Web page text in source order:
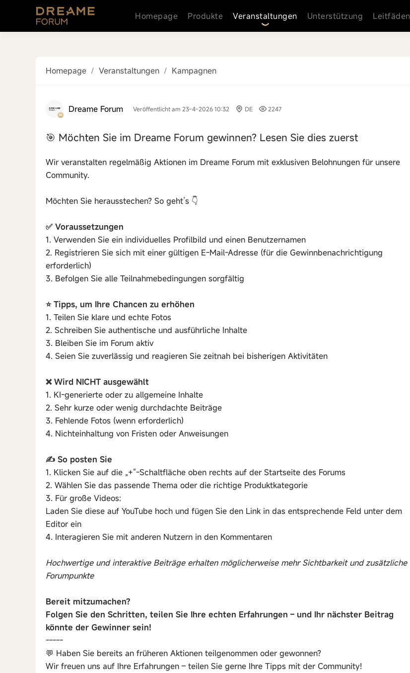
Homepage Produkte Veranstaltungen Unterstützung Leitfäden
Homepage / Veranstaltungen / Kampagnen
Dreame Forum Veröffentlicht am 23-4-2026 10:32 DE 2247
🎯 Möchten Sie im Dreame Forum gewinnen? Lesen Sie dies zuerst
Wir veranstalten regelmäßig Aktionen im Dreame Forum mit exklusiven Belohnungen für unsere
Community.
Möchten Sie herausstechen? So geht’s 👇
✅ Voraussetzungen
1. Verwenden Sie ein individuelles Profilbild und einen Benutzernamen
2. Registrieren Sie sich mit einer gültigen E-Mail-Adresse (für die Gewinnbenachrichtigung
erforderlich)
3. Befolgen Sie alle Teilnahmebedingungen sorgfältig
⭐ Tipps, um Ihre Chancen zu erhöhen
1. Teilen Sie klare und echte Fotos
2. Schreiben Sie authentische und ausführliche Inhalte
3. Bleiben Sie im Forum aktiv
4. Seien Sie zuverlässig und reagieren Sie zeitnah bei bisherigen Aktivitäten
❌ Wird NICHT ausgewählt
1. KI-generierte oder zu allgemeine Inhalte
2. Sehr kurze oder wenig durchdachte Beiträge
3. Fehlende Fotos (wenn erforderlich)
4. Nichteinhaltung von Fristen oder Anweisungen
✍️ So posten Sie
1. Klicken Sie auf die „+“-Schaltfläche oben rechts auf der Startseite des Forums
2. Wählen Sie das passende Thema oder die richtige Produktkategorie
3. Für große Videos:
Laden Sie diese auf YouTube hoch und fügen Sie den Link in das entsprechende Feld unter dem
Editor ein
4. Interagieren Sie mit anderen Nutzern in den Kommentaren
Hochwertige und interaktive Beiträge erhalten möglicherweise mehr Sichtbarkeit und zusätzliche
Forumpunkte
Bereit mitzumachen?
Folgen Sie den Schritten, teilen Sie Ihre echten Erfahrungen – und Ihr nächster Beitrag
könnte der Gewinner sein!
-----
💬 Haben Sie bereits an früheren Aktionen teilgenommen oder gewonnen?
Wir freuen uns auf Ihre Erfahrungen – teilen Sie gerne Ihre Tipps mit der Community!